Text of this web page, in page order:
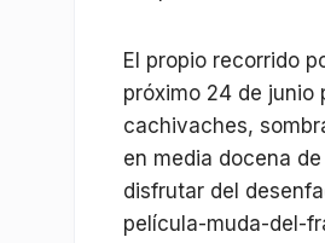
El propio recorrido
próximo 24 de junio
cachivaches,
en media docena
disfrutar del
película-muda-del-